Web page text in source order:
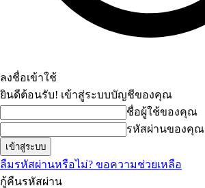
ลงชื่อเข้าใช้
ยินดีต้อนรับ! เข้าสู่ระบบบัญชีของคุณ
ชื่อผู้ใช้ของคุณ
รหัสผ่านของคุณ
ลืมรหัสผ่านหรือไม่? ขอความช่วยเหลือ
กู้คืนรหัสผ่าน